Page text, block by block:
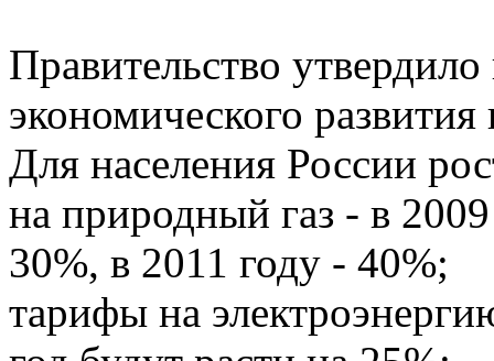
Правительство
экономического
Для населения России
на природный газ - в
30%, в 2011 году - 40%;
тарифы на